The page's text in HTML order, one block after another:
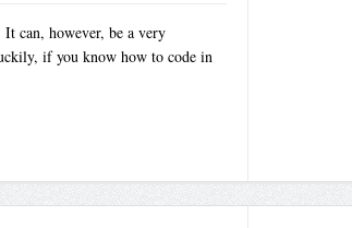
can, however, be a very
if you know how to code in